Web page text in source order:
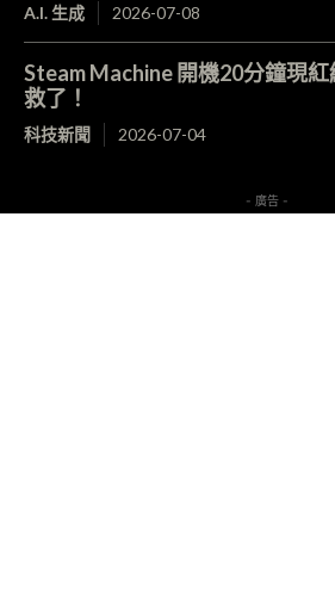
A.I. 生成 2026-07-08
Steam Machine 開機20分鐘現
救了！
科技新聞 2026-07-04
- 廣告 -